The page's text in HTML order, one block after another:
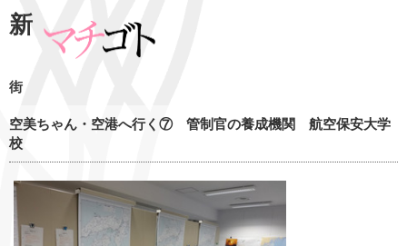
新
街
空美ちゃん・空港へ行く⑦ 管制官の養成機関 航空保安大学
校